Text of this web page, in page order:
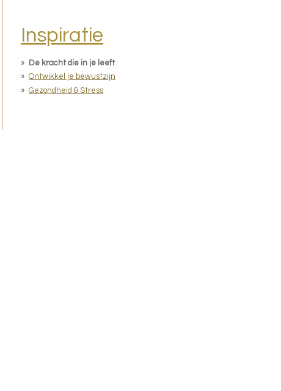
Inspiratie
De kracht die in je leeft
Ontwikkel je bewustzijn
Gezondheid & Stress